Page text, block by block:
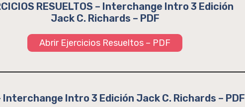
RESUELTOS – Interchange Intro 3 Edición
Jack C. Richards – PDF
Abrir Ejercicios Resueltos – PDF
Interchange Intro 3 Edición Jack C. Richards – PDF